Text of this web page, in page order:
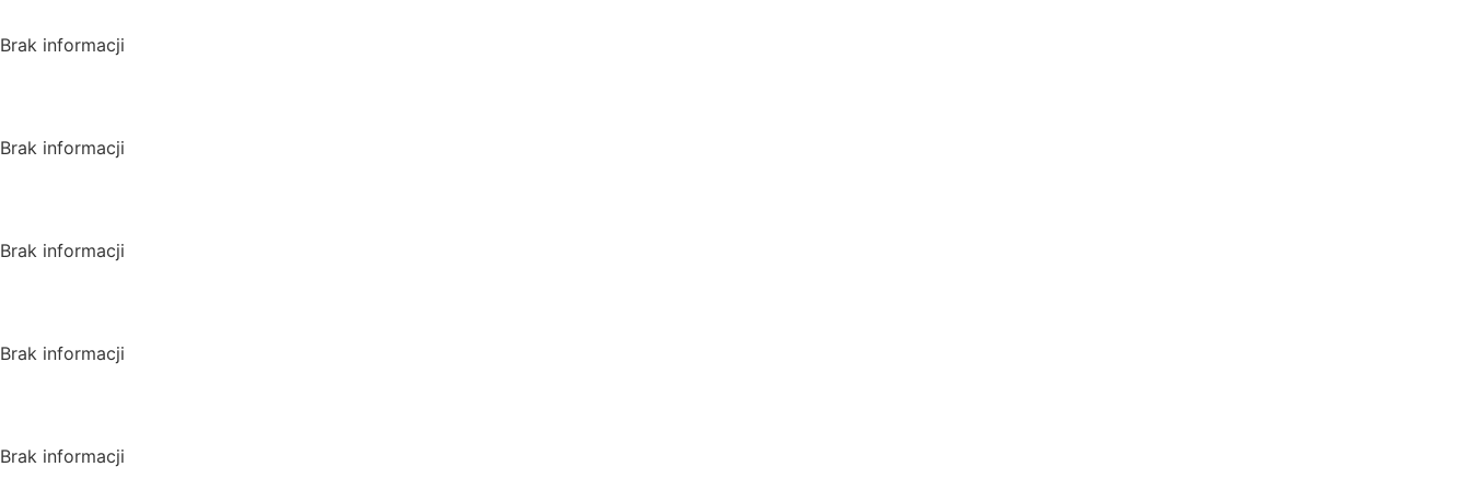
Brak informacji
Brak informacji
Brak informacji
Brak informacji
Brak informacji